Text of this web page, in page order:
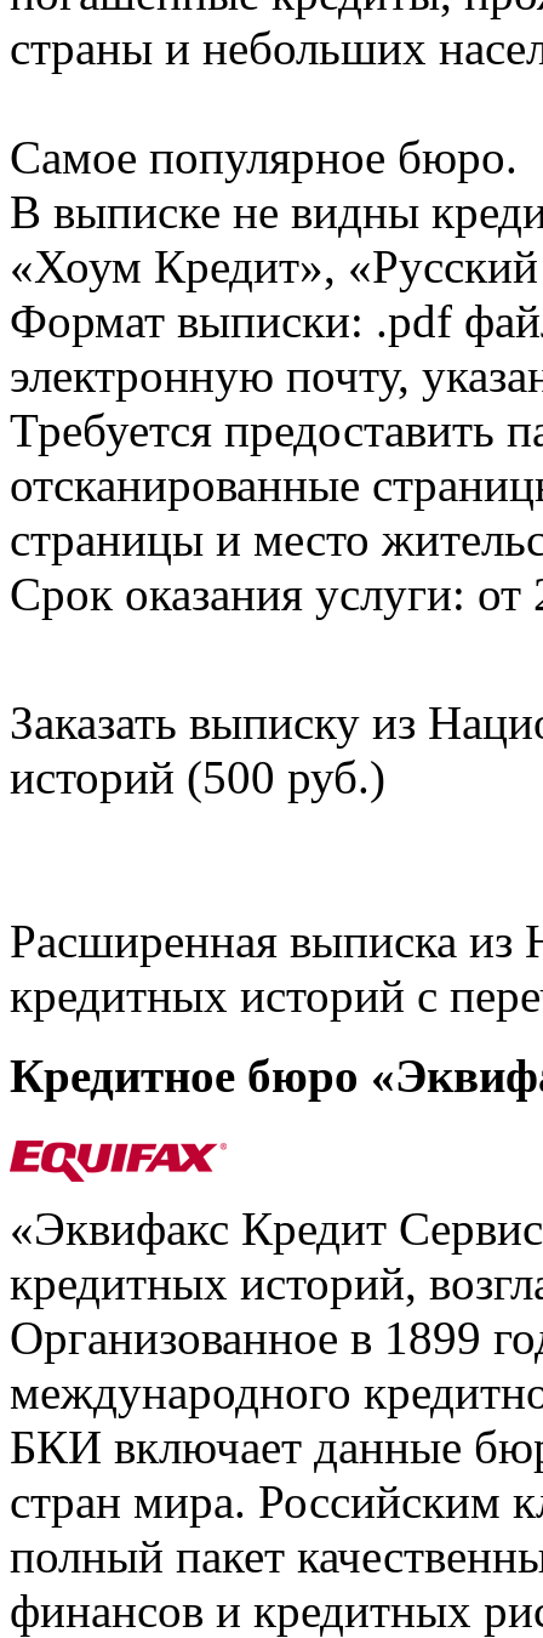
страны и небольших
Самое популярное бюро.
В выписке не видны
«Хоум Кредит»,
Формат выписки: .pdf
электронную почту,
Требуется предоставить
отсканированные
страницы и место
Срок оказания услуги: от
Заказать выписку из
историй (500 руб.)
Расширенная выписка из
кредитных историй с
Кредитное бюро
«Эквифакс Кредит
кредитных историй,
Организованное в 1899
международного
БКИ включает данные
стран мира. Российским
полный пакет
финансов и кредитных